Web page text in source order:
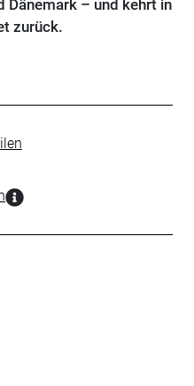
Dänemark – und kehrt in
zurück.